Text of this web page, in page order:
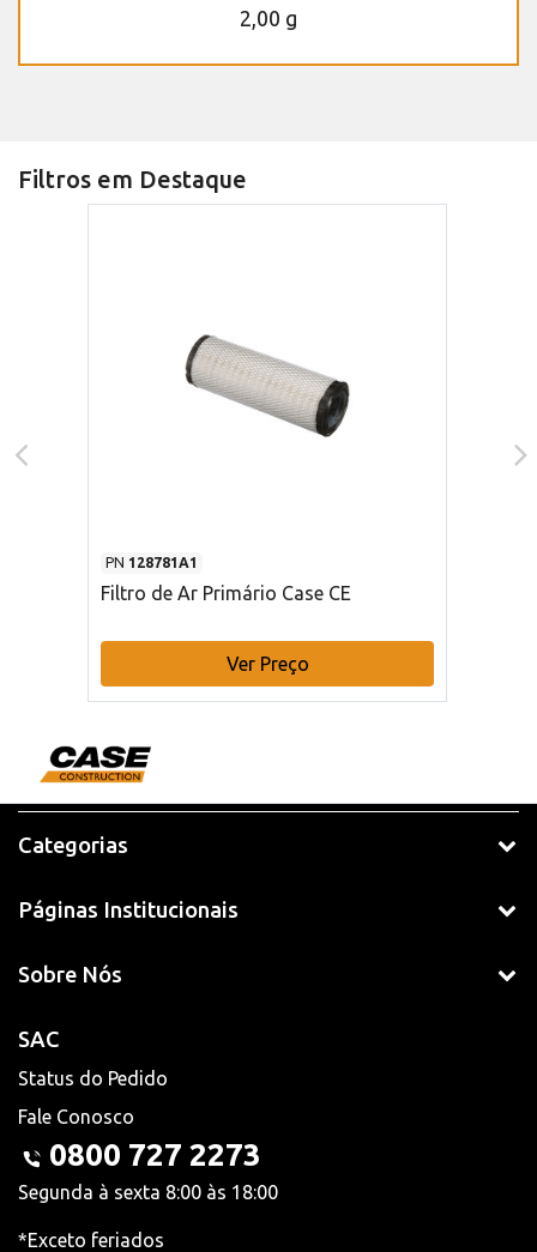
2,00 g
Filtros em Destaque
PN 128781A1
Filtro de Ar Primário Case CE
Ver Preço
Categorias
Páginas Institucionais
Sobre Nós
SAC
Status do Pedido
Fale Conosco
0800 727 2273
Segunda à sexta 8:00 às 18:00
*Exceto feriados